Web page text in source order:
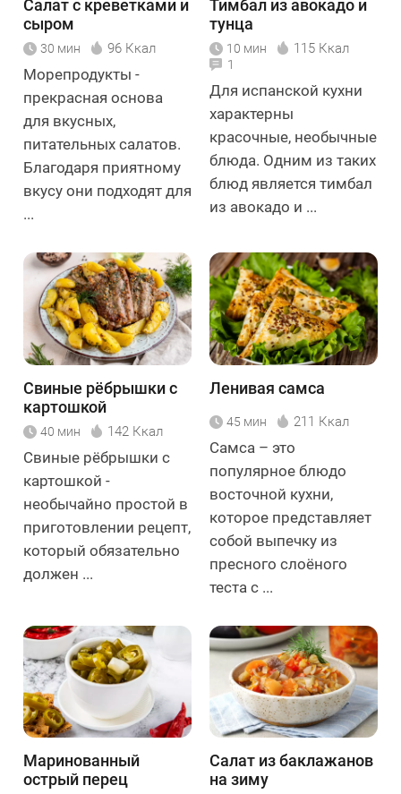
Салат с креветками и
сыром
30 мин 96 Ккал
Морепродукты -
прекрасная основа
для вкусных,
питательных салатов.
Благодаря приятному
вкусу они подходят для
...
Тимбал из авокадо и
тунца
10 мин 115 Ккал
1
Для испанской кухни
характерны
красочные, необычные
блюда. Одним из таких
блюд является тимбал
из авокадо и ...
Свиные рёбрышки с
картошкой
40 мин 142 Ккал
Свиные рёбрышки с
картошкой -
необычайно простой в
приготовлении рецепт,
который обязательно
должен ...
Ленивая самса
45 мин 211 Ккал
Самса – это
популярное блюдо
восточной кухни,
которое представляет
собой выпечку из
пресного слоёного
теста с ...
Маринованный
острый перец
Салат из баклажанов
на зиму